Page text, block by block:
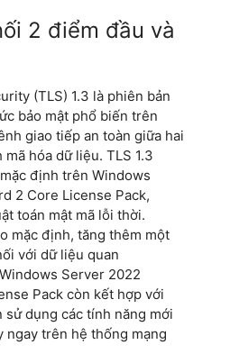
2 điểm đầu và
(TLS) 1.3 là phiên bản
bảo mật phổ biến trên
giao tiếp an toàn giữa hai
hóa dữ liệu. TLS 1.3
định trên Windows
2 Core License Pack,
toán mật mã lỗi thời.
mặc định, tăng thêm một
với dữ liệu quan
Server 2022
Pack còn kết hợp với
sử dụng các tính năng mới
ngay trên hệ thống mạng